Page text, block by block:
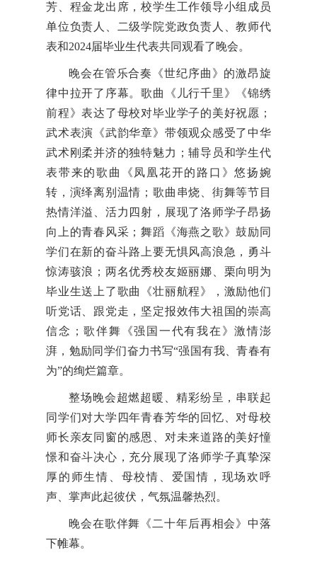
芳、程金龙出席，校学生工作领导小组成员
单位负责人、二级学院党政负责人、教师代
表和2024届毕业生代表共同观看了晚会。
晚会在管乐合奏《世纪序曲》的激昂旋
律中拉开了序幕。歌曲《儿行千里》《锦绣
前程》表达了母校对毕业学子的美好祝愿；
武术表演《武韵华章》带领观众感受了中华
武术刚柔并济的独特魅力；辅导员和学生代
表带来的歌曲《凤凰花开的路口》悠扬婉
转，演绎离别温情；歌曲串烧、街舞等节目
热情洋溢、活力四射，展现了洛师学子昂扬
向上的青春风采；舞蹈《海燕之歌》鼓励同
学们在新的奋斗路上要无惧风高浪急，勇斗
惊涛骇浪；两名优秀校友姬丽娜、栗向明为
毕业生送上了歌曲《壮丽航程》，激励他们
听党话、跟党走，坚定报效伟大祖国的崇高
信念；歌伴舞《强国一代有我在》激情澎
湃，勉励同学们奋力书写“强国有我、青春有
为”的绚烂篇章。
整场晚会超燃超暖、精彩纷呈，串联起
同学们对大学四年青春芳华的回忆、对母校
师长亲友同窗的感恩、对未来道路的美好憧
憬和奋斗决心，充分展现了洛师学子真挚深
厚的师生情、母校情、爱国情，现场欢呼
声、掌声此起彼伏，气氛温馨热烈。
晚会在歌伴舞《二十年后再相会》中落
下帷幕。